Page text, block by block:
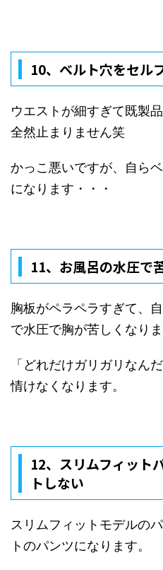
10、 ベルト穴をセル
ウエストが細すぎて既製
全然止まりません笑
かっこ悪いですが、自ら
になります・・・
11、 お風呂の水圧で
胸板がペラペラすぎて、
で水圧で胸が苦しくなりま
「どれだけガリガリなん
情けなくなります。
12、 スリムフィット
トしない
スリムフィットモデルの
トのパンツになります。